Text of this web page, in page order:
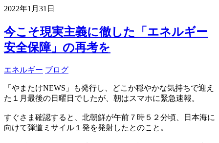
2022年1月31日
今こそ現実主義に徹した「エネルギー
安全保障」の再考を
エネルギー ブログ
「やまたけNEWS」も発行し、どこか穏やかな気持ちで迎え
た１月最後の日曜日でしたが、朝はスマホに緊急速報。
すぐさま確認すると、北朝鮮が午前７時５２分頃、日本海に
向けて弾道ミサイル１発を発射したとのこと。